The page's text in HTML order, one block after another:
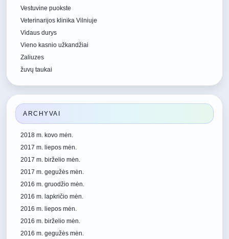
Vestuvine puokste
Veterinarijos klinika Vilniuje
Vidaus durys
Vieno kasnio užkandžiai
Zaliuzes
žuvų taukai
ARCHYVAI
2018 m. kovo mėn.
2017 m. liepos mėn.
2017 m. birželio mėn.
2017 m. gegužės mėn.
2016 m. gruodžio mėn.
2016 m. lapkričio mėn.
2016 m. liepos mėn.
2016 m. birželio mėn.
2016 m. gegužės mėn.